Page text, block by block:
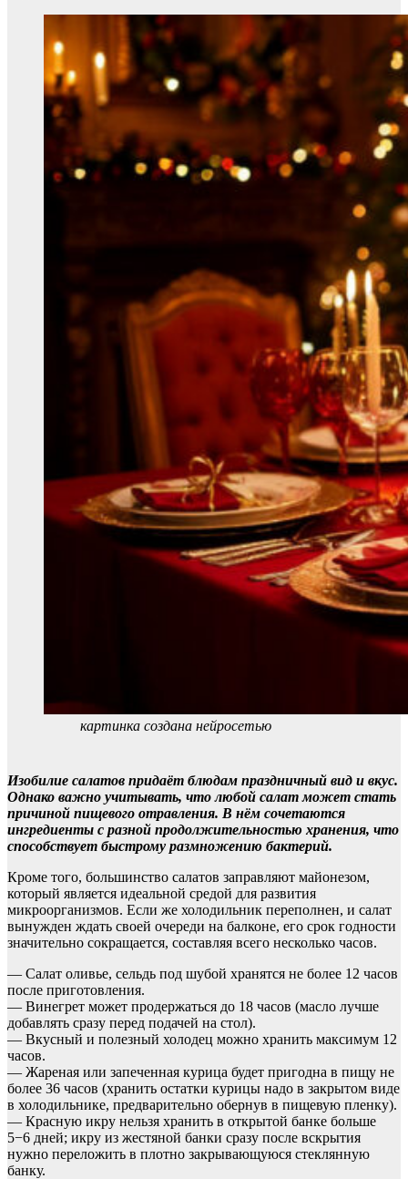
картинка создана нейросетью
Изобилие салатов придаёт блюдам праздничный вид и вкус.
Однако важно учитывать, что любой салат может стать
причиной пищевого отравления. В нём сочетаются
ингредиенты с разной продолжительностью хранения, что
способствует быстрому размножению бактерий.
Кроме того, большинство салатов заправляют майонезом,
который является идеальной средой для развития
микроорганизмов. Если же холодильник переполнен, и салат
вынужден ждать своей очереди на балконе, его срок годности
значительно сокращается, составляя всего несколько часов.
— Салат оливье, сельдь под шубой хранятся не более 12 часов
после приготовления.
— Винегрет может продержаться до 18 часов (масло лучше
добавлять сразу перед подачей на стол).
— Вкусный и полезный холодец можно хранить максимум 12
часов.
— Жареная или запеченная курица будет пригодна в пищу не
более 36 часов (хранить остатки курицы надо в закрытом виде
в холодильнике, предварительно обернув в пищевую пленку).
— Красную икру нельзя хранить в открытой банке больше
5−6 дней; икру из жестяной банки сразу после вскрытия
нужно переложить в плотно закрывающуюся стеклянную
банку.